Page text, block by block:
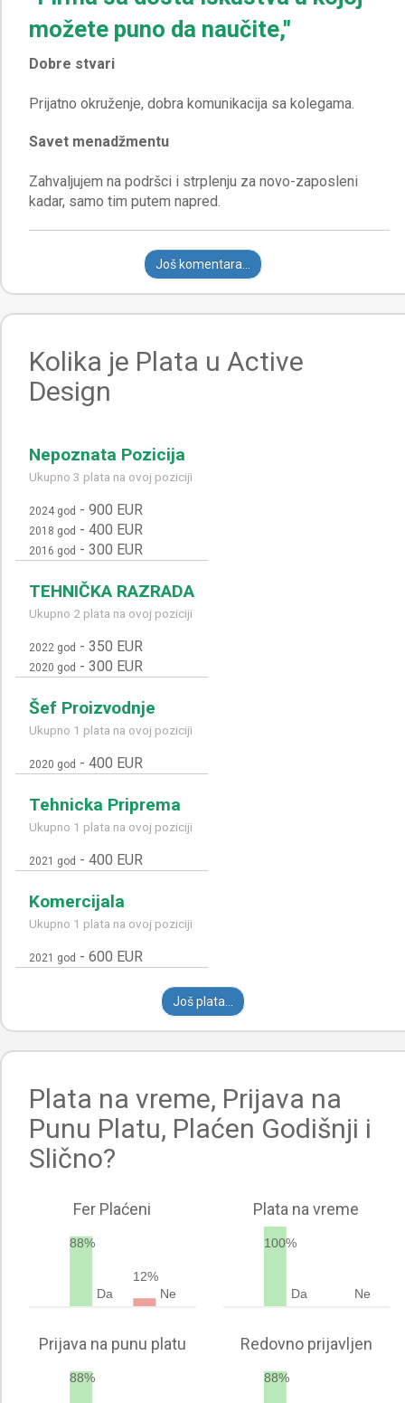
možete puno da naučite,"
Dobre stvari
Savet menadžmentu
Zahvaljujem na podršci i strplenju za novo-zaposleni
Još komentara...
Kolika je Plata u Active
Design
Nepoznata Pozicija
Ukupno 3 plata na ovoj poziciji
2024 god - 900 EUR
2018 god - 400 EUR
2016 god - 300 EUR
TEHNIČKA RAZRADA
Ukupno 2 plata na ovoj poziciji
2022 god - 350 EUR
2020 god - 300 EUR
Šef Proizvodnje
Ukupno 1 plata na ovoj poziciji
2020 god - 400 EUR
Tehnicka Priprema
Ukupno 1 plata na ovoj poziciji
2021 god - 400 EUR
Komercijala
Ukupno 1 plata na ovoj poziciji
2021 god - 600 EUR
Još plata...
Plata na vreme, Prijava na
Punu Platu, Plaćen Godišnji i
Slično?
Fer Plaćeni
88%
Da
12%
Ne
Plata na vreme
100%
Da Ne
Prijava na punu platu
88%
Redovno prijavljen
88%